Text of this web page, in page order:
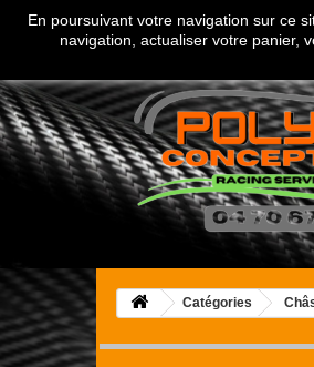
Appelez-nous au :04 70 67
Catégories
En poursuivant votre navigation sur ce
navigation, actualiser votre panier,